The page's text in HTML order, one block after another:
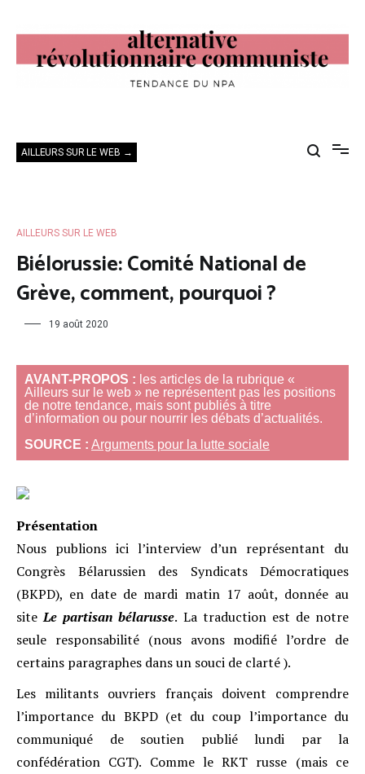
contenu
AILLEURS SUR LE WEB →
AILLEURS SUR LE WEB
Biélorussie: Comité National de
Grève, comment, pourquoi ?
19 août 2020
AVANT-PROPOS : les articles de la rubrique «
Ailleurs sur le web » ne représentent pas les positions
de notre tendance, mais sont publiés à titre
d’information ou pour nourrir les débats d’actualités.
SOURCE : Arguments pour la lutte sociale
Présentation
Nous publions ici l’interview d’un représentant du
Congrès Bélarussien des Syndicats Démocratiques
(BKPD), en date de mardi matin 17 août, donnée au
siteLe partisan bélarusse. La traduction est de notre
seule responsabilité (nous avons modifié l’ordre de
certains paragraphes dans un souci de clarté ).
Les militants ouvriers français doivent comprendre
l’importance du BKPD (et du coup l’importance du
communiqué de soutien publié lundi par la
confédération CGT). Comme le RKT russe (mais ce